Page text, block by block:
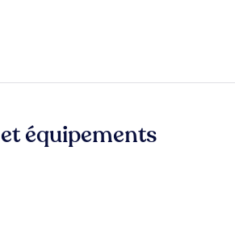
équipements